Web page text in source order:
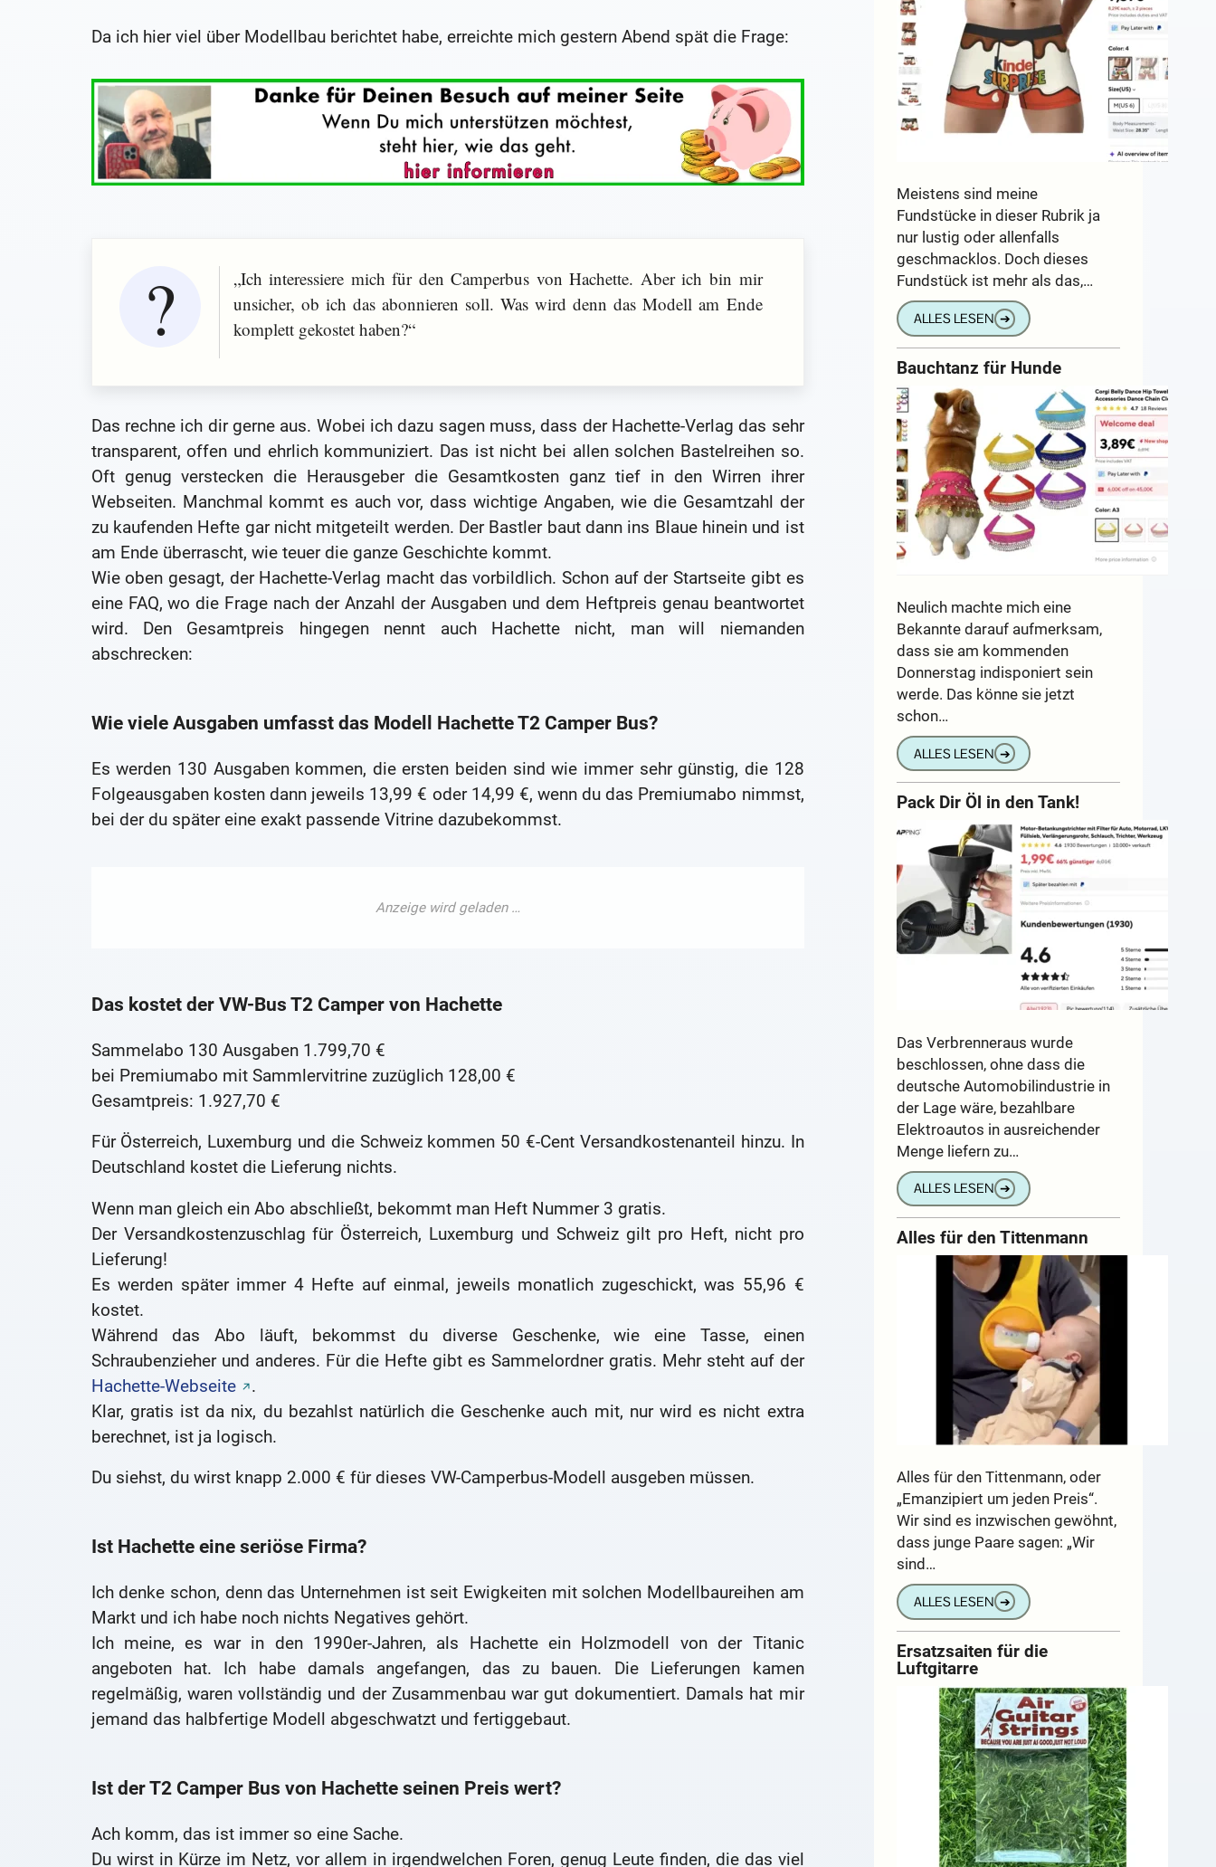
Da ich hier viel über Modellbau berichtet habe, erreichte mich gestern Abend spät die Frage:
„Ich interessiere mich für den Camperbus von Hachette. Aber ich bin mir
unsicher, ob ich das abonnieren soll. Was wird denn das Modell am Ende
komplett gekostet haben?“
Das rechne ich dir gerne aus. Wobei ich dazu sagen muss, dass der Hachette-Verlag das sehr
transparent, offen und ehrlich kommuniziert. Das ist nicht bei allen solchen Bastelreihen so.
Oft genug verstecken die Herausgeber die Gesamtkosten ganz tief in den Wirren ihrer
Webseiten. Manchmal kommt es auch vor, dass wichtige Angaben, wie die Gesamtzahl der
zu kaufenden Hefte gar nicht mitgeteilt werden. Der Bastler baut dann ins Blaue hinein und ist
am Ende überrascht, wie teuer die ganze Geschichte kommt.
Wie oben gesagt, der Hachette-Verlag macht das vorbildlich. Schon auf der Startseite gibt es
eine FAQ, wo die Frage nach der Anzahl der Ausgaben und dem Heftpreis genau beantwortet
wird. Den Gesamtpreis hingegen nennt auch Hachette nicht, man will niemanden
abschrecken:
Wie viele Ausgaben umfasst das Modell Hachette T2 Camper Bus?
Es werden 130 Ausgaben kommen, die ersten beiden sind wie immer sehr günstig, die 128
Folgeausgaben kosten dann jeweils 13,99 € oder 14,99 €, wenn du das Premiumabo nimmst,
bei der du später eine exakt passende Vitrine dazubekommst.
Das kostet der VW-Bus T2 Camper von Hachette
Sammelabo 130 Ausgaben 1.799,70 €
bei Premiumabo mit Sammlervitrine zuzüglich 128,00 €
Gesamtpreis: 1.927,70 €
Für Österreich, Luxemburg und die Schweiz kommen 50 €-Cent Versandkostenanteil hinzu. In
Deutschland kostet die Lieferung nichts.
Wenn man gleich ein Abo abschließt, bekommt man Heft Nummer 3 gratis.
Der Versandkostenzuschlag für Österreich, Luxemburg und Schweiz gilt pro Heft, nicht pro
Lieferung!
Es werden später immer 4 Hefte auf einmal, jeweils monatlich zugeschickt, was 55,96 €
kostet.
Während das Abo läuft, bekommst du diverse Geschenke, wie eine Tasse, einen
Schraubenzieher und anderes. Für die Hefte gibt es Sammelordner gratis. Mehr steht auf der
Hachette-Webseite
.
Klar, gratis ist da nix, du bezahlst natürlich die Geschenke auch mit, nur wird es nicht extra
berechnet, ist ja logisch.
Du siehst, du wirst knapp 2.000 € für dieses VW-Camperbus-Modell ausgeben müssen.
Ist Hachette eine seriöse Firma?
Ich denke schon, denn das Unternehmen ist seit Ewigkeiten mit solchen Modellbaureihen am
Markt und ich habe noch nichts Negatives gehört.
Ich meine, es war in den 1990er-Jahren, als Hachette ein Holzmodell von der Titanic
angeboten hat. Ich habe damals angefangen, das zu bauen. Die Lieferungen kamen
regelmäßig, waren vollständig und der Zusammenbau war gut dokumentiert. Damals hat mir
jemand das halbfertige Modell abgeschwatzt und fertiggebaut.
Ist der T2 Camper Bus von Hachette seinen Preis wert?
Ach komm, das ist immer so eine Sache.
Du wirst in Kürze im Netz, vor allem in irgendwelchen Foren, genug Leute finden, die das viel
Meistens sind meine
Fundstücke in dieser Rubrik ja
nur lustig oder allenfalls
geschmacklos. Doch dieses
Fundstück ist mehr als das,…
ALLES LESEN ➔
Bauchtanz für Hunde
Neulich machte mich eine
Bekannte darauf aufmerksam,
dass sie am kommenden
Donnerstag indisponiert sein
werde. Das könne sie jetzt
schon…
ALLES LESEN ➔
Pack Dir Öl in den Tank!
Das Verbrenneraus wurde
beschlossen, ohne dass die
deutsche Automobilindustrie in
der Lage wäre, bezahlbare
Elektroautos in ausreichender
Menge liefern zu…
ALLES LESEN ➔
Alles für den Tittenmann
Alles für den Tittenmann, oder
„Emanzipiert um jeden Preis“.
Wir sind es inzwischen gewöhnt,
dass junge Paare sagen: „Wir
sind…
ALLES LESEN ➔
Ersatzsaiten für die
Luftgitarre